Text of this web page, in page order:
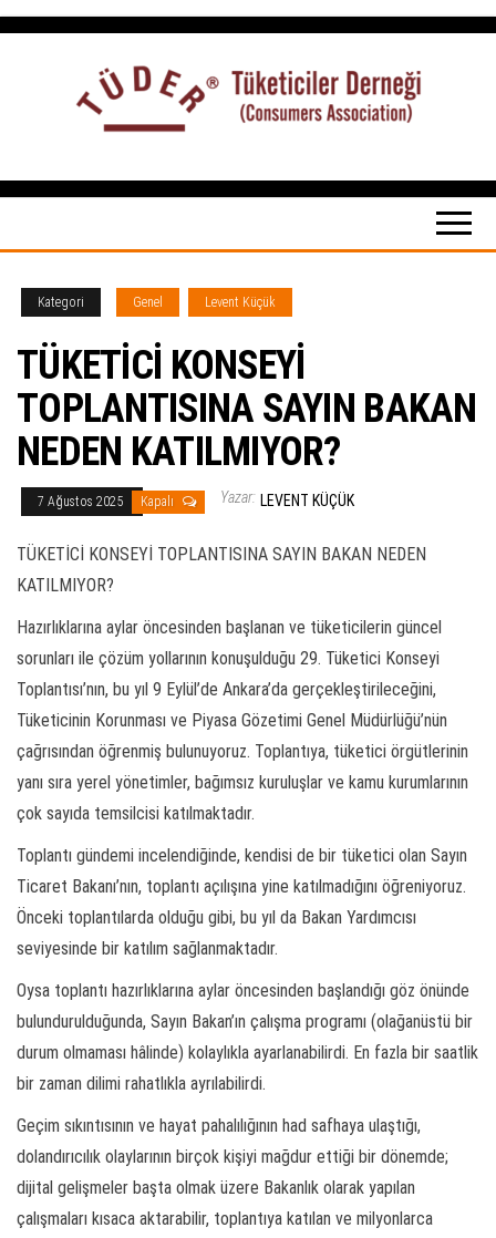
İçeriğe
Tüketiciler
tuketicilerdernegi.org.tr
Kategori Genel Levent Küçük
TÜKETİCİ KONSEYİ
TOPLANTISINA SAYIN BAKAN
NEDEN KATILMIYOR?
7 Ağustos 2025 Kapalı Yazar: LEVENT KÜÇÜK
TÜKETİCİ KONSEYİ TOPLANTISINA SAYIN BAKAN NEDEN
KATILMIYOR?
Hazırlıklarına aylar öncesinden başlanan ve tüketicilerin güncel
sorunları ile çözüm yollarının konuşulduğu 29. Tüketici Konseyi
Toplantısı’nın, bu yıl 9 Eylül’de Ankara’da gerçekleştirileceğini,
Tüketicinin Korunması ve Piyasa Gözetimi Genel Müdürlüğü’nün
çağrısından öğrenmiş bulunuyoruz. Toplantıya, tüketici örgütlerinin
yanı sıra yerel yönetimler, bağımsız kuruluşlar ve kamu kurumlarının
çok sayıda temsilcisi katılmaktadır.
Toplantı gündemi incelendiğinde, kendisi de bir tüketici olan Sayın
Ticaret Bakanı’nın, toplantı açılışına yine katılmadığını öğreniyoruz.
Önceki toplantılarda olduğu gibi, bu yıl da Bakan Yardımcısı
seviyesinde bir katılım sağlanmaktadır.
Oysa toplantı hazırlıklarına aylar öncesinden başlandığı göz önünde
bulundurulduğunda, Sayın Bakan’ın çalışma programı (olağanüstü bir
durum olmaması hâlinde) kolaylıkla ayarlanabilirdi. En fazla bir saatlik
bir zaman dilimi rahatlıkla ayrılabilirdi.
Geçim sıkıntısının ve hayat pahalılığının had safhaya ulaştığı,
dolandırıcılık olaylarının birçok kişiyi mağdur ettiği bir dönemde;
dijital gelişmeler başta olmak üzere Bakanlık olarak yapılan
çalışmaları kısaca aktarabilir, toplantıya katılan ve milyonlarca